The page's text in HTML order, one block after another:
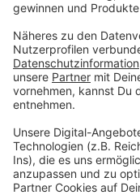
Wir
Details
Nutzung